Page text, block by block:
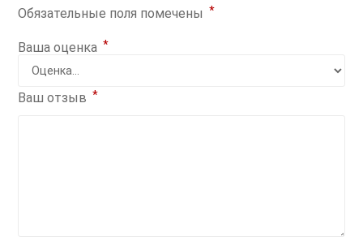
Обязательные поля помечены *
Ваша оценка *
Ваш отзыв *